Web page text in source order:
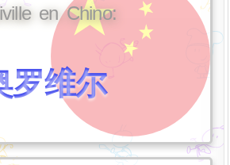
en Chino:
罗维尔